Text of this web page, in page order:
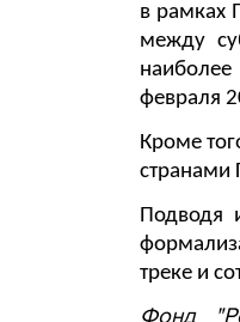
в рамках
между
февраля
Кроме
странами
Подводя
треке и